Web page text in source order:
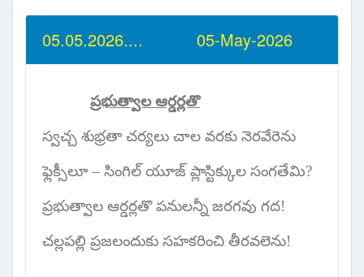
05.05.2026.... 05-May-2026
ప్రభుత్వాల ఆర్డర్లతొ
స్వచ్చ శుభ్రతా చర్యలు చాల వరకు నెరవేరెను
ఫ్లెక్సీలూ – సింగిల్ యూజ్ ప్లాస్టిక్కుల సంగతేమి?
ప్రభుత్వాల ఆర్డర్లతొ పనులన్నీ జరగవు గద!
చల్లపల్లి ప్రజలందుకు సహకరించి తీరవలెను!